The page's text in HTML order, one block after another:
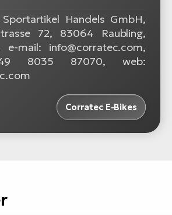
Handels GmbH,
72, 83064 Raubling,
e-mail: info@corratec.com,
8035 87070, web:
Corratec E-Bikes